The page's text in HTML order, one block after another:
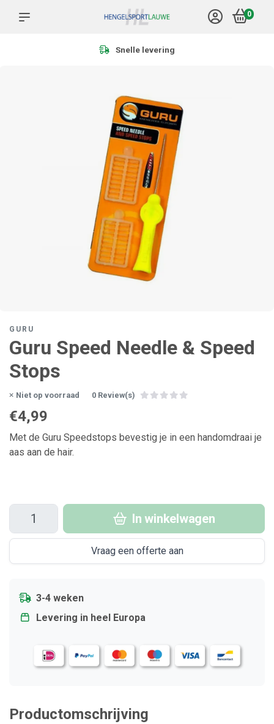
0
Meer dan 1.000 producten
GURU
Guru Speed Needle & Speed
Stops
Niet op voorraad 0 Review(s)
€4,99
Met de Guru Speedstops bevestig je in een handomdraai je
aas aan de hair.
In winkelwagen
Vraag een offerte aan
3-4 weken
Levering in heel Europa
Productomschrijving